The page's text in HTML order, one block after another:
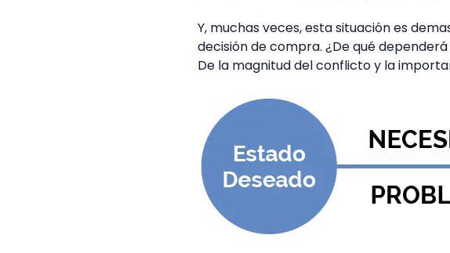
Y, muchas veces, esta situación es
decisión de compra. ¿De qué
De la magnitud del conflicto y la